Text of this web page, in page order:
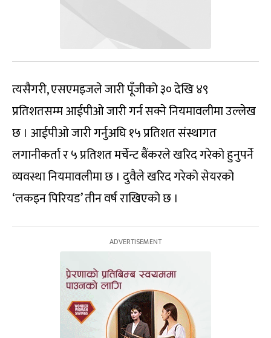
त्यसैगरी, एसएमइजले जारी पूँजीको ३० देखि ४९
प्रतिशतसम्म आईपीओ जारी गर्न सक्ने नियमावलीमा उल्लेख
छ । आईपीओ जारी गर्नुअघि १५ प्रतिशत संस्थागत
लगानीकर्ता र ५ प्रतिशत मर्चेन्ट बैंकरले खरिद गरेको हुनुपर्ने
व्यवस्था नियमावलीमा छ । दुवैले खरिद गरेको सेयरको
‘लकइन पिरियड’ तीन वर्ष राखिएको छ ।